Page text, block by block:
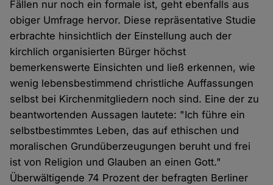
Fällen nur noch ein formale ist, geht ebenfalls aus
obiger Umfrage hervor. Diese repräsentative Studie
erbrachte hinsichtlich der Einstellung auch der
kirchlich organisierten Bürger höchst
bemerkenswerte Einsichten und ließ erkennen, wie
wenig lebensbestimmend christliche Auffassungen
selbst bei Kirchenmitgliedern noch sind. Eine der zu
beantwortenden Aussagen lautete: "Ich führe ein
selbstbestimmtes Leben, das auf ethischen und
moralischen Grundüberzeugungen beruht und frei
ist von Religion und Glauben an einen Gott."
Überwältigende 74 Prozent der befragten Berliner